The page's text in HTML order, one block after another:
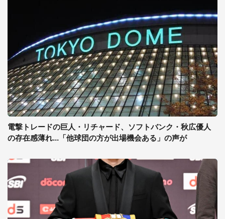
電撃トレードの巨人・リチャード、ソフトバンク・秋広優人
の存在感薄れ...「他球団の方が出場機会ある」の声が